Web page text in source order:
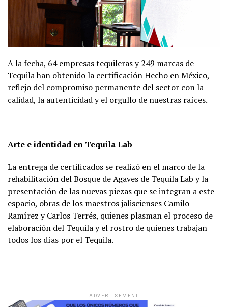
A la fecha, 64 empresas tequileras y 249 marcas de
Tequila han obtenido la certificación Hecho en México,
reflejo del compromiso permanente del sector con la
calidad, la autenticidad y el orgullo de nuestras raíces.
Arte e identidad en Tequila Lab
La entrega de certificados se realizó en el marco de la
rehabilitación del Bosque de Agaves de Tequila Lab y la
presentación de las nuevas piezas que se integran a este
espacio, obras de los maestros jaliscienses Camilo
Ramírez y Carlos Terrés, quienes plasman el proceso de
elaboración del Tequila y el rostro de quienes trabajan
todos los días por el Tequila.
ADVERTISEMENT